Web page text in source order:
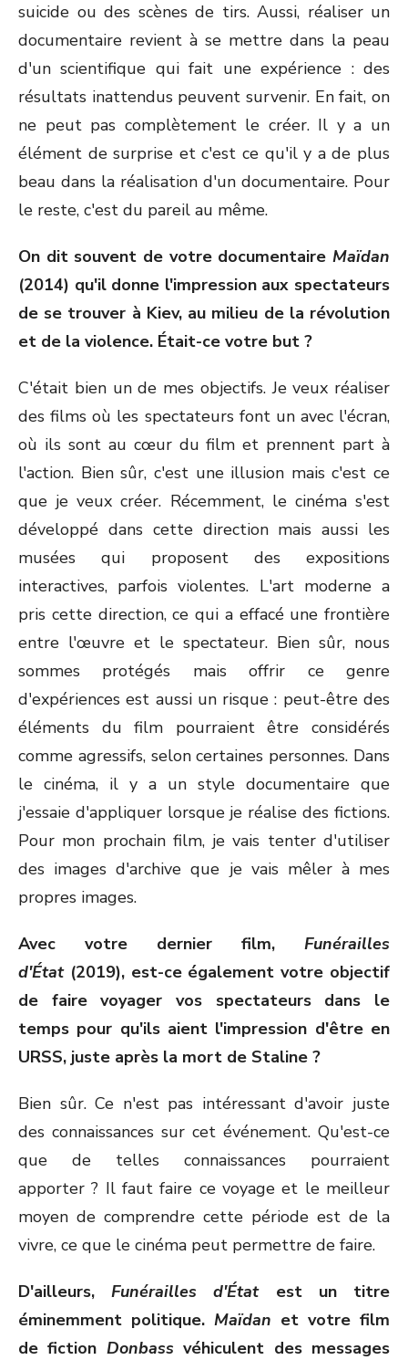
suicide ou des scènes de tirs. Aussi, réaliser un
documentaire revient à se mettre dans la peau
d'un scientifique qui fait une expérience : des
résultats inattendus peuvent survenir. En fait, on
ne peut pas complètement le créer. Il y a un
élément de surprise et c'est ce qu'il y a de plus
beau dans la réalisation d'un documentaire. Pour
le reste, c'est du pareil au même.
On dit souvent de votre documentaire Maïdan
(2014) qu'il donne l'impression aux spectateurs
de se trouver à Kiev, au milieu de la révolution
et de la violence. Était-ce votre but ?
C'était bien un de mes objectifs. Je veux réaliser
des films où les spectateurs font un avec l'écran,
où ils sont au cœur du film et prennent part à
l'action. Bien sûr, c'est une illusion mais c'est ce
que je veux créer. Récemment, le cinéma s'est
développé dans cette direction mais aussi les
musées qui proposent des expositions
interactives, parfois violentes. L'art moderne a
pris cette direction, ce qui a effacé une frontière
entre l'œuvre et le spectateur. Bien sûr, nous
sommes protégés mais offrir ce genre
d'expériences est aussi un risque : peut-être des
éléments du film pourraient être considérés
comme agressifs, selon certaines personnes. Dans
le cinéma, il y a un style documentaire que
j'essaie d'appliquer lorsque je réalise des fictions.
Pour mon prochain film, je vais tenter d'utiliser
des images d'archive que je vais mêler à mes
propres images.
Avec votre dernier film, Funérailles
d'État(2019), est-ce également votre objectif
de faire voyager vos spectateurs dans le
temps pour qu'ils aient l'impression d'être en
URSS, juste après la mort de Staline ?
Bien sûr. Ce n'est pas intéressant d'avoir juste
des connaissances sur cet événement. Qu'est-ce
que de telles connaissances pourraient
apporter ? Il faut faire ce voyage et le meilleur
moyen de comprendre cette période est de la
vivre, ce que le cinéma peut permettre de faire.
D'ailleurs,Funérailles d'Étatest un titre
éminemment politique. Maïdan et votre film
de fiction Donbass véhiculent des messages